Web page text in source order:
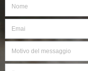
del
messaggio